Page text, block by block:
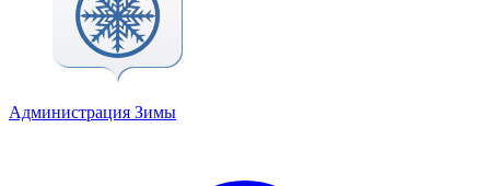
Администрация Зимы